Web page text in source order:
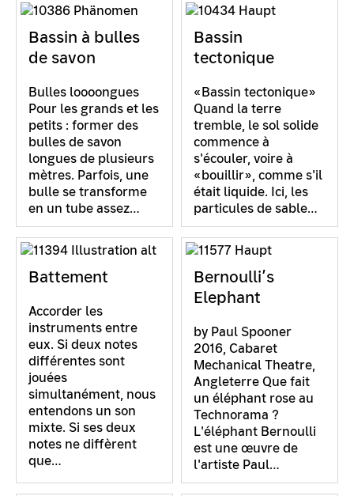
Bassin à bulles
de savon
Bulles loooongues
Pour les grands et les
petits : former des
bulles de savon
longues de plusieurs
mètres. Parfois, une
bulle se transforme
en un tube assez…
Bassin
tectonique
«Bassin tectonique»
Quand la terre
tremble, le sol solide
commence à
s'écouler, voire à
«bouillir», comme s'il
était liquide. Ici, les
particules de sable…
Battement
Accorder les
instruments entre
eux. Si deux notes
différentes sont
jouées
simultanément, nous
entendons un son
mixte. Si ses deux
notes ne diffèrent
que…
Bernoulli’s
Elephant
by Paul Spooner
2016, Cabaret
Mechanical Theatre,
Angleterre Que fait
un éléphant rose au
Technorama ?
L'éléphant Bernoulli
est une œuvre de
l'artiste Paul…